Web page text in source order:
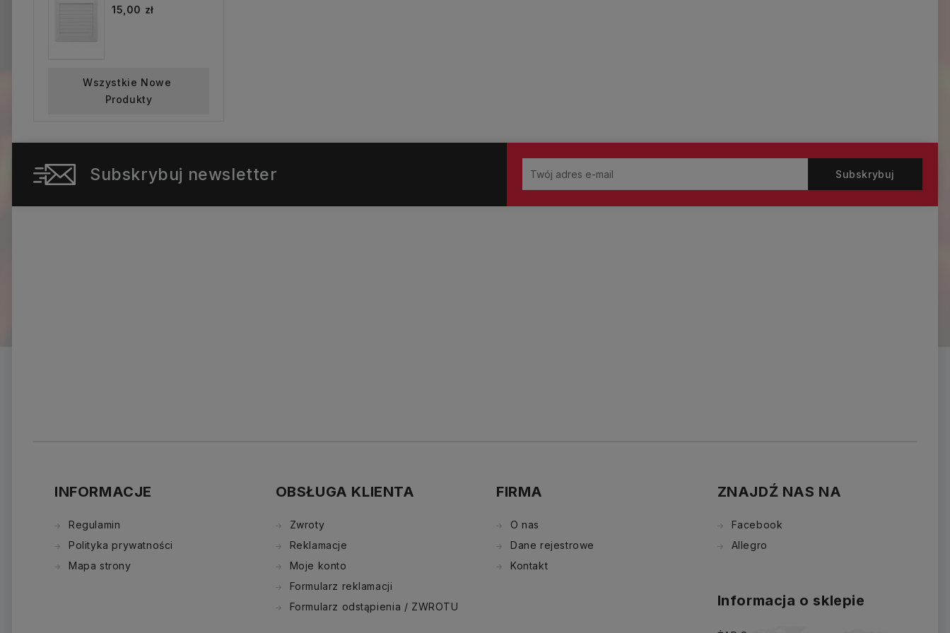
15,00 zł
Wszystkie Nowe
Produkty
Subskrybuj newsletter
INFORMACJE
Regulamin
Polityka prywatności
Mapa strony
OBSŁUGA KLIENTA
Zwroty
Reklamacje
Moje konto
Formularz reklamacji
Formularz odstąpienia / ZWROTU
FIRMA
O nas
Dane rejestrowe
Kontakt
ZNAJDŹ NAS NA
Facebook
Allegro
Informacja o sklepie